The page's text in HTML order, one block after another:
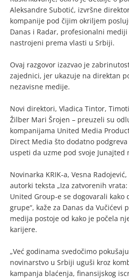
Aleksandre Subotić, izvršne
kompanije pod čijim okriljem
Danas i Radar, profesionalni
nastrojeni prema vlasti u Srbiji.
Ovaj razgovor izazvao je
zajednici, jer ukazuje na direktan
nezavisne medije.
Novi direktori, Vladica Tintor,
Žilber Mari Šrojen – preuzeli su
kompanijama United Media
Direct Media što dodatno
uspeti da uzme pod svoje Junajted
Novinarka KRIK-a, Vesna
autorki teksta „Iza zatvorenih
United Group-e se dogovarali kako
grupe“, kaže za Danas da Vučićevi
medija postoje od kako je počela
karijere.
„Već godinama svedočimo
novinarstvo u Srbiji uguši kroz
kampanja blaćenja, finansijskog